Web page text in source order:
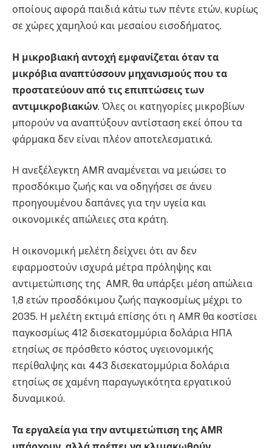
οποίους αφορά παιδιά κάτω των πέντε ετών, κυρίως
σε χώρες χαμηλού και μεσαίου εισοδήματος.
Η μικροβιακή αντοχή εμφανίζεται όταν τα
μικρόβια αναπτύσσουν μηχανισμούς που τα
προστατεύουν από τις επιπτώσεις των
αντιμικροβιακών. Όλες οι κατηγορίες μικροβίων
μπορούν να αναπτύξουν αντίσταση εκεί όπου τα
φάρμακα δεν είναι πλέον αποτελεσματικά.
Η ανεξέλεγκτη AMR αναμένεται να μειώσει το
προσδόκιμο ζωής και να οδηγήσει σε άνευ
προηγουμένου δαπάνες για την υγεία και
οικονομικές απώλειες στα κράτη.
Η οικονομική μελέτη δείχνει ότι αν δεν
εφαρμοστούν ισχυρά μέτρα πρόληψης και
αντιμετώπισης της AMR, θα υπάρξει μέση απώλεια
1,8 ετών προσδόκιμου ζωής παγκοσμίως μέχρι το
2035. Η μελέτη εκτιμά επίσης ότι η AMR θα κοστίσει
παγκοσμίως 412 δισεκατομμύρια δολάρια ΗΠΑ
ετησίως σε πρόσθετο κόστος υγειονομικής
περίθαλψης και 443 δισεκατομμύρια δολάρια
ετησίως σε χαμένη παραγωγικότητα εργατικού
δυναμικού.
Τα εργαλεία για την αντιμετώπιση της AMR